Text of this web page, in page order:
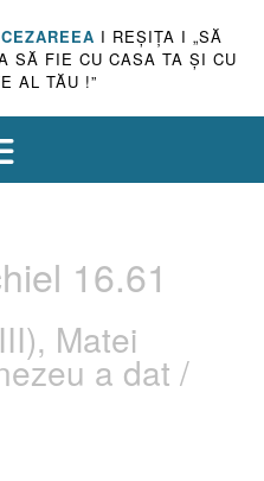
CEZAREEA I REŞIŢA I „SĂ
SĂ FIE CU CASA TA ŞI CU
AL TĂU !”
16.61
Matei
a dat /